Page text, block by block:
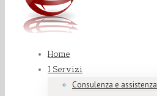
Home
I Servizi
Consulenza e assistenza